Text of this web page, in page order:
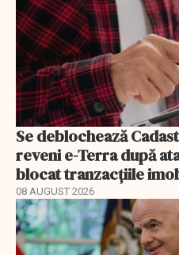
Se deblochează
reveni e-Terra după
blocat tranzacțiile
08 AUGUST 2026